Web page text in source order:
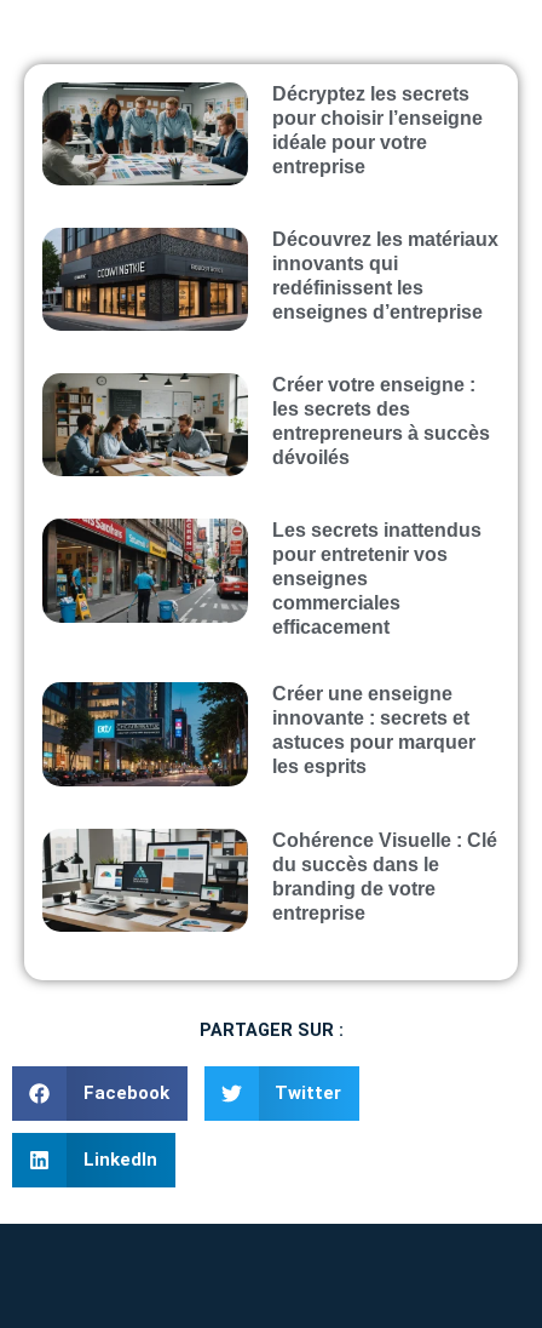
Décryptez les secrets
pour choisir l’enseigne
idéale pour votre
entreprise
Découvrez les matériaux
innovants qui
redéfinissent les
enseignes d’entreprise
Créer votre enseigne :
les secrets des
entrepreneurs à succès
dévoilés
Les secrets inattendus
pour entretenir vos
enseignes
commerciales
efficacement
Créer une enseigne
innovante : secrets et
astuces pour marquer
les esprits
Cohérence Visuelle : Clé
du succès dans le
branding de votre
entreprise
PARTAGER SUR :
Facebook Twitter
LinkedIn